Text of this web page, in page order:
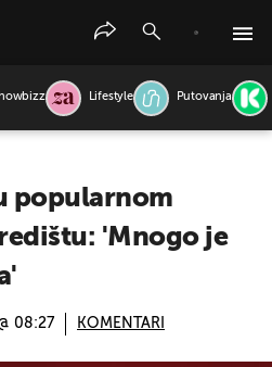
Lifestyle Putovanja
popularnom
'Mnogo je
08:27 KOMENTARI